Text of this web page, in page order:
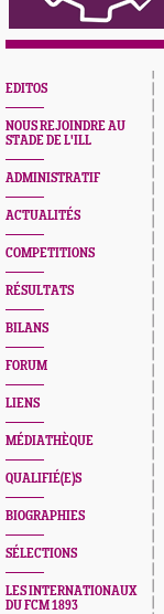
EDITOS
NOUS REJOINDRE AU
STADE DE L'ILL
ADMINISTRATIF
ACTUALITÉS
COMPETITIONS
RÉSULTATS
BILANS
FORUM
LIENS
MÉDIATHÈQUE
QUALIFIÉ(E)S
BIOGRAPHIES
SÉLECTIONS
LES INTERNATIONAUX
DU FCM 1893